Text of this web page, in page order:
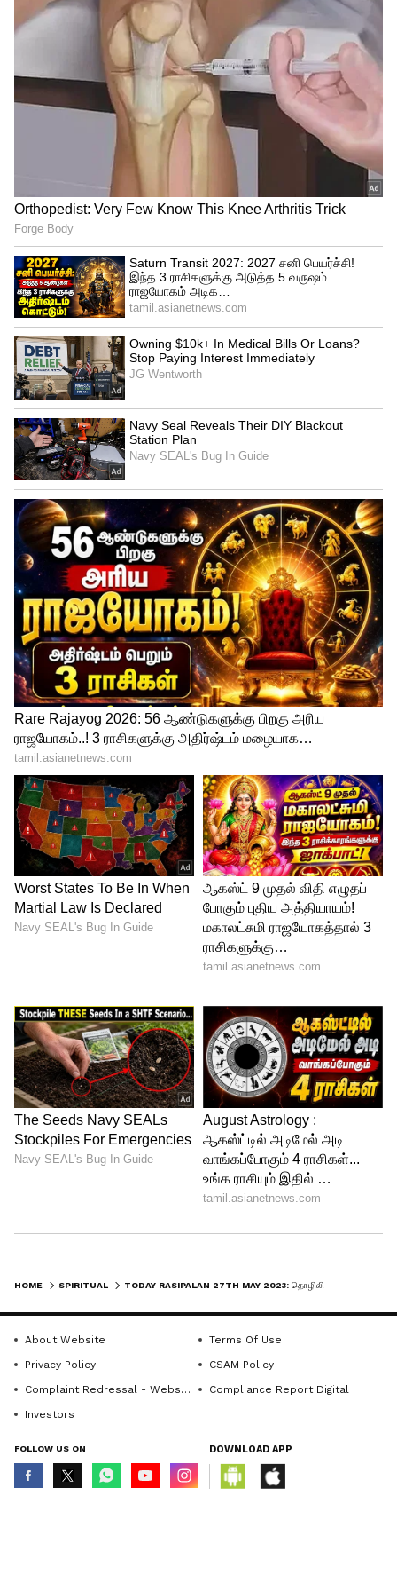
விருச்சிகம்:
உங்கள் இலட்சியத்தை அடைய முழு
எனர்ஜியுடன் செயல்படுவீர்கள். இன்று
வெற்றி கிடைக்கும். வெளிவேலைகளில்
நேரத்தை வீணடிக்காதீர்கள்.
தனுசு:
சொத்து பிரச்னை சுமூகமாக முடியும்.
கோபம் மற்றும் சோம்பேறித்தனத்தை
தவிர்க்கவும். தொழில் சார்ந்த முடிவுகளை
நிதானமாக எடுங்கள்.
மகரம்:
குழந்தைகளின் பிரச்னைகளை தீர்க்க
உதவுங்கள். நிலுவையில் இருந்த நீதிமன்ற
வழக்கு இன்று முடிவுக்கு வரும். கணவன் -
மனைவி இடையே சண்டை ஏற்படலாம்.
கும்பம்:
மாணவர்கள் படிப்பில் கவனம் செலுத்தவும்.
வாகனம் வாங்க ஏற்ற சமயம் இது.
உணர்ச்சிவசப்படுவதுதான் உங்கள்
பலவீனம். அது உங்களுக்கு பிரச்னையை
ஏற்படுத்தும்.
மீனம்:
குடும்பத்தினர் உதவுவார்கள்.
ஆரோக்கியத்தில் பிரச்னை ஏற்படும்.
HOME SPIRITUAL
About Website
Terms Of Use
Privacy Policy
CSAM Policy
Complaint Redressal - Website
Compliance Report Digital
Investors
FOLLOW US ON DOWNLOAD APP